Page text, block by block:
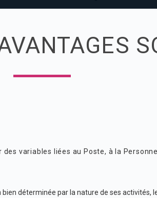
variables liées au Poste, à la
déterminée par la nature de ses activités,